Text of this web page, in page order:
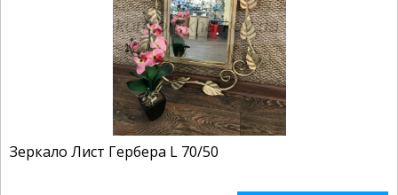
Зеркало Лист Гербера L 70/50